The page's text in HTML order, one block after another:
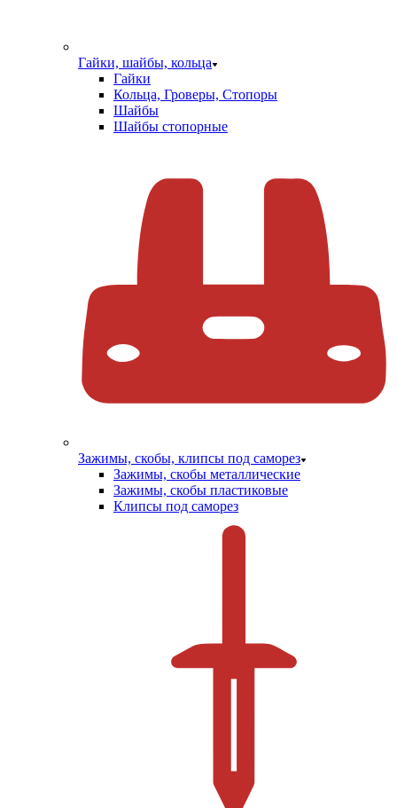
Гайки, шайбы, кольца
Гайки
Кольца, Гроверы, Стопоры
Шайбы
Шайбы стопорные
Зажимы, скобы, клипсы под саморез
Зажимы, скобы металлические
Зажимы, скобы пластиковые
Клипсы под саморез